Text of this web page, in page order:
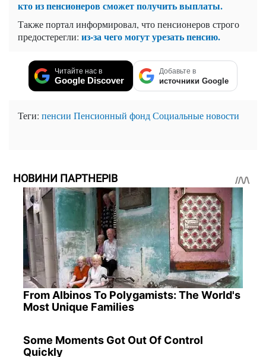
кто из пенсионеров сможет получить выплаты.
Также портал информировал, что пенсионеров строго
предостерегли: из-за чего могут урезать пенсию.
Читайте нас в
Google Discover
Добавьте в
источники Google
Теги: пенсии Пенсионный фондСоциальные новости
НОВИНИ ПАРТНЕРІВ
From Albinos To Polygamists: The World's
Most Unique Families
Some Moments Got Out Of Control
Quickly